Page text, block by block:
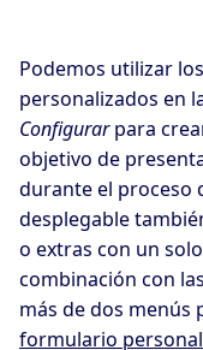
Podemos utilizar
personalizados en
Configurarpara
objetivo de
durante el proceso
desplegable
o extras con un
combinación con las
más de dos menús
formulario